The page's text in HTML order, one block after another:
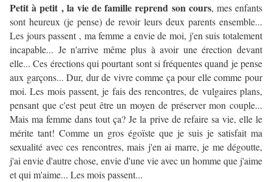
Petit à petit , la vie de famille reprend son cours, mes enfants
sont heureux (je pense) de revoir leurs deux parents ensemble...
Les jours passent , ma femme a envie de moi, j'en suis totalement
incapable... Je n'arrive même plus à avoir une érection devant
elle... Ces érections qui pourtant sont si fréquentes quand je pense
aux garçons... Dur, dur de vivre comme ça pour elle comme pour
moi. Les mois passent, je fais des rencontres, de vulgaires plans,
pensant que c'est peut être un moyen de préserver mon couple...
Mais ma femme dans tout ça? Je la prive de refaire sa vie, elle le
mérite tant! Comme un gros égoïste que je suis je satisfait ma
sexualité avec ces rencontres, mais j'en ai marre, je me dégoutte,
j'ai envie d'autre chose, envie d'une vie avec un homme que j'aime
et qui m'aime... Les mois passent...